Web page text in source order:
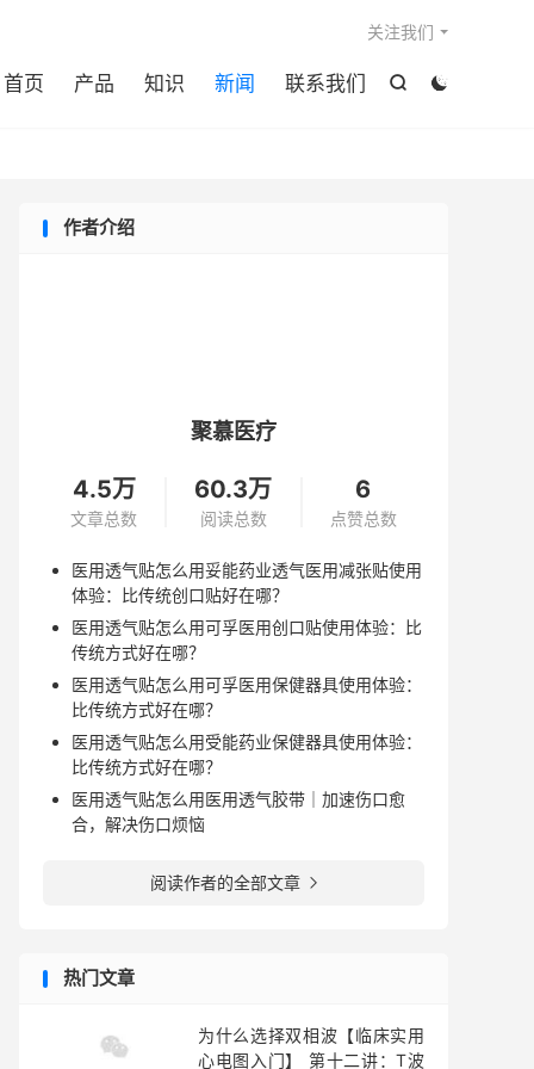


首页 产品 知识 新闻 联系我们
关注我们
作者介绍
聚慕医疗
4.5万
文章总数
60.3万
阅读总数
6
点赞总数
医用透气贴怎么用妥能药业透气医用减张贴使用
体验：比传统创口贴好在哪？
医用透气贴怎么用可孚医用创口贴使用体验：比
传统方式好在哪？
医用透气贴怎么用可孚医用保健器具使用体验：
比传统方式好在哪？
医用透气贴怎么用受能药业保健器具使用体验：
比传统方式好在哪？
医用透气贴怎么用医用透气胶带｜加速伤口愈
合，解决伤口烦恼
阅读作者的全部文章 
热门文章
为什么选择双相波【临床实用
心电图入门】 第十二讲：T波